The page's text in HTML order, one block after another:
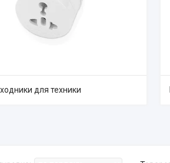
для техники